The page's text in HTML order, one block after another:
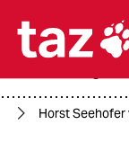

Horst Seehofer